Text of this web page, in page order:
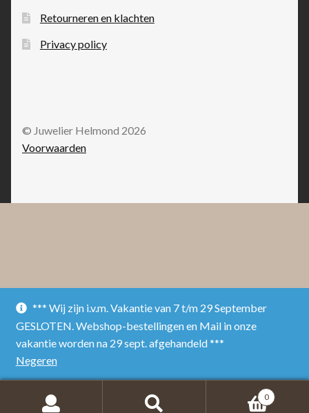
*** Wij zijn i.v.m. Vakantie van 7 t/m 29 September
GESLOTEN. Webshop-bestellingen en Mail in onze
vakantie worden na 29 sept. afgehandeld ***
Negeren
Retourneren en klachten
Privacy policy
© Juwelier Helmond 2026
Voorwaarden
0